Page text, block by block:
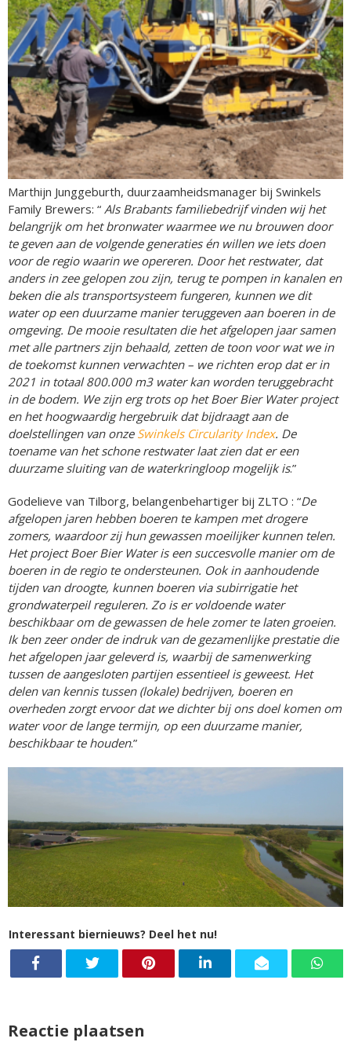
Marthijn Junggeburth, duurzaamheidsmanager bij Swinkels
Family Brewers: “ Als Brabants familiebedrijf vinden wij het
belangrijk om het bronwater waarmee we nu brouwen door
te geven aan de volgende generaties én willen we iets doen
voor de regio waarin we opereren. Door het restwater, dat
anders in zee gelopen zou zijn, terug te pompen in kanalen en
beken die als transportsysteem fungeren, kunnen we dit
water op een duurzame manier teruggeven aan boeren in de
omgeving. De mooie resultaten die het afgelopen jaar samen
met alle partners zijn behaald, zetten de toon voor wat we in
de toekomst kunnen verwachten – we richten erop dat er in
2021 in totaal 800.000 m3 water kan worden teruggebracht
in de bodem. We zijn erg trots op het Boer Bier Water project
en het hoogwaardig hergebruik dat bijdraagt aan de
doelstellingen van onze Swinkels Circularity Index. De
toename van het schone restwater laat zien dat er een
duurzame sluiting van de waterkringloop mogelijk is.”
Godelieve van Tilborg, belangenbehartiger bij ZLTO : “De
afgelopen jaren hebben boeren te kampen met drogere
zomers, waardoor zij hun gewassen moeilijker kunnen telen.
Het project Boer Bier Water is een succesvolle manier om de
boeren in de regio te ondersteunen. Ook in aanhoudende
tijden van droogte, kunnen boeren via subirrigatie het
grondwaterpeil reguleren. Zo is er voldoende water
beschikbaar om de gewassen de hele zomer te laten groeien.
Ik ben zeer onder de indruk van de gezamenlijke prestatie die
het afgelopen jaar geleverd is, waarbij de samenwerking
tussen de aangesloten partijen essentieel is geweest. Het
delen van kennis tussen (lokale) bedrijven, boeren en
overheden zorgt ervoor dat we dichter bij ons doel komen om
water voor de lange termijn, op een duurzame manier,
beschikbaar te houden.”
Interessant biernieuws? Deel het nu!
Reactie plaatsen